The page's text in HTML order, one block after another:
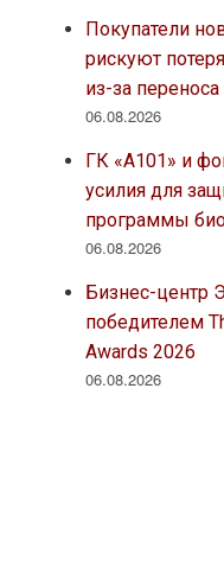
Покупатели
рискуют
из-за
06.08.2026
ГК «А101» и
усилия для
программы
06.08.2026
Бизнес-центр
победителем
Awards 2026
06.08.2026